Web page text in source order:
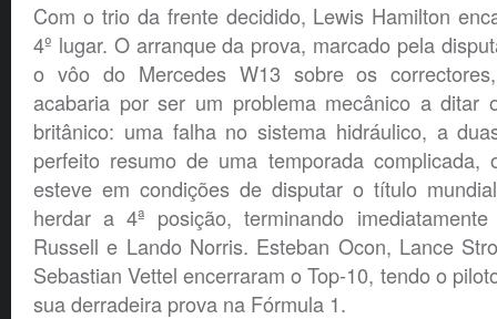
Com o trio da frente decidido, Lewis Hamilton
4º lugar. O arranque da prova, marcado pela
o vôo do Mercedes W13 sobre os
acabaria por ser um problema mecânico a ditar
britânico: uma falha no sistema hidráulico, a
perfeito resumo de uma temporada complicada,
esteve em condições de disputar o título
herdar a 4ª posição, terminando
Russell e Lando Norris. Esteban Ocon, Lance
Sebastian Vettel encerraram o Top-10, tendo o
sua derradeira prova na Fórmula 1.